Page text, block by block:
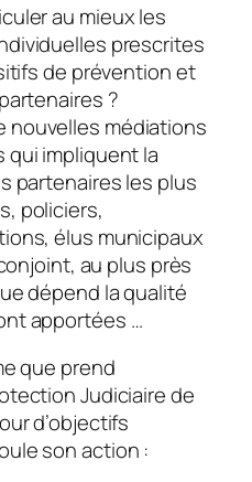
au mieux les
prescrites
de prévention et
?
nouvelles médiations
impliquent la
partenaires les plus
policiers,
élus municipaux
au plus près
dépend la qualité
apportées …
que prend
Judiciaire de
d’objectifs
son action :